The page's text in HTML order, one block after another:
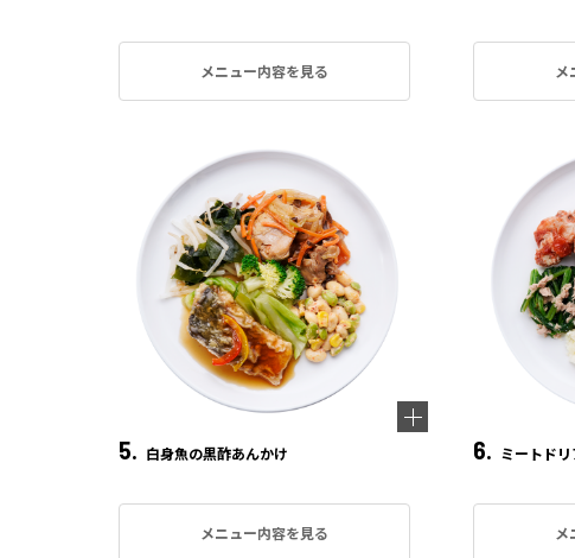
メニュー内容を見る メ
5. 白身魚の黒酢あんかけ
メニュー内容を見る
6. ミートドリ
メ